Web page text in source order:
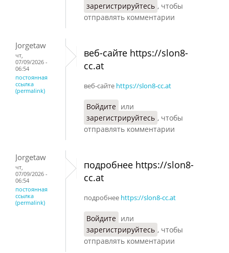
зарегистрируйтесь , чтобы
отправлять комментарии
Jorgetaw
чт,
07/09/2026 -
06:54
постоянная
ссылка
(permalink)
веб-сайте https://slon8-
cc.at
веб-сайте https://slon8-cc.at
Войдите или
зарегистрируйтесь , чтобы
отправлять комментарии
Jorgetaw
чт,
07/09/2026 -
06:54
постоянная
ссылка
(permalink)
подробнее https://slon8-
cc.at
подробнее https://slon8-cc.at
Войдите или
зарегистрируйтесь , чтобы
отправлять комментарии